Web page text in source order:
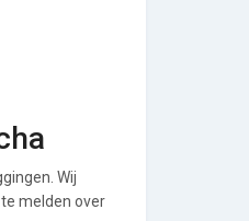
Wij
melden over